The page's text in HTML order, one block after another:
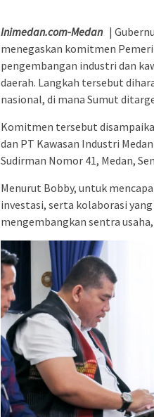
Inimedan.com-Medan |
menegaskan komitmen
pengembangan industri dan
daerah. Langkah tersebut
nasional, di mana Sumut
Komitmen tersebut
dan PT Kawasan Industri
Sudirman Nomor 41, Medan,
Menurut Bobby, untuk
investasi, serta kolaborasi
mengembangkan sentra